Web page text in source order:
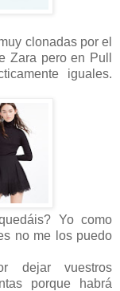
clonadas por el
Zara pero en Pull
iguales.
Yo como
no me los puedo
dejar vuestros
porque habrá